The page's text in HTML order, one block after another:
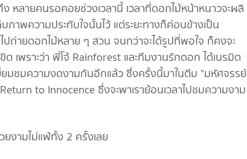
หลายคนรอคอยช่วงเวลานี้ เวลาที่ดอกไม้หน้าหนาวจะผลิ
บภาพความประทับใจนั้นไว้ แต่ระยะทางก็ค่อนข้างเป็น
ปถ่ายดอกไม้หลาย ๆ สวน จนกว่าจะได้รูปที่พอใจ ก็คงจะ
ต เพราะว่า พี่โจ้ Rainforest และทีมงานรักดอก ได้เนรมิต
ยมชมความงดงามกันอีกแล้ว ซึ่งครั้งนี้มาในตีม "มหัศจรรย์
to Innocence ซึ่งจะพาเราย้อนเวลาไปชมความงาม
งามไม่แพ้ทั้ง 2 ครั้งเลย